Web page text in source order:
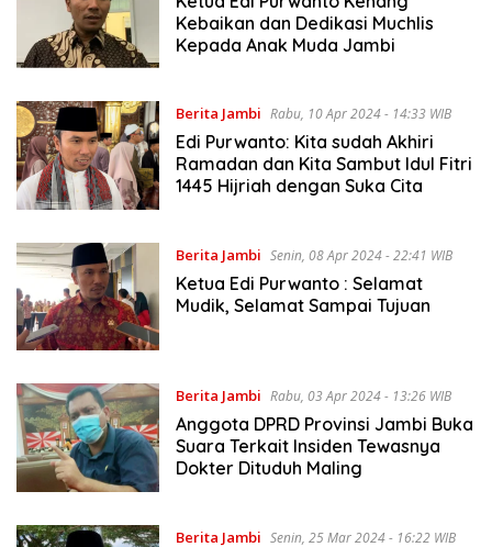
Kebaikan dan Dedikasi Muchlis
Kepada Anak Muda Jambi
Berita Jambi Rabu, 10 Apr 2024 - 14:33 WIB
Edi Purwanto: Kita sudah Akhiri
Ramadan dan Kita Sambut Idul Fitri
1445 Hijriah dengan Suka Cita
Berita Jambi Senin, 08 Apr 2024 - 22:41 WIB
Ketua Edi Purwanto : Selamat
Mudik, Selamat Sampai Tujuan
Berita Jambi Rabu, 03 Apr 2024 - 13:26 WIB
Anggota DPRD Provinsi Jambi Buka
Suara Terkait Insiden Tewasnya
Dokter Dituduh Maling
Berita Jambi Senin, 25 Mar 2024 - 16:22 WIB